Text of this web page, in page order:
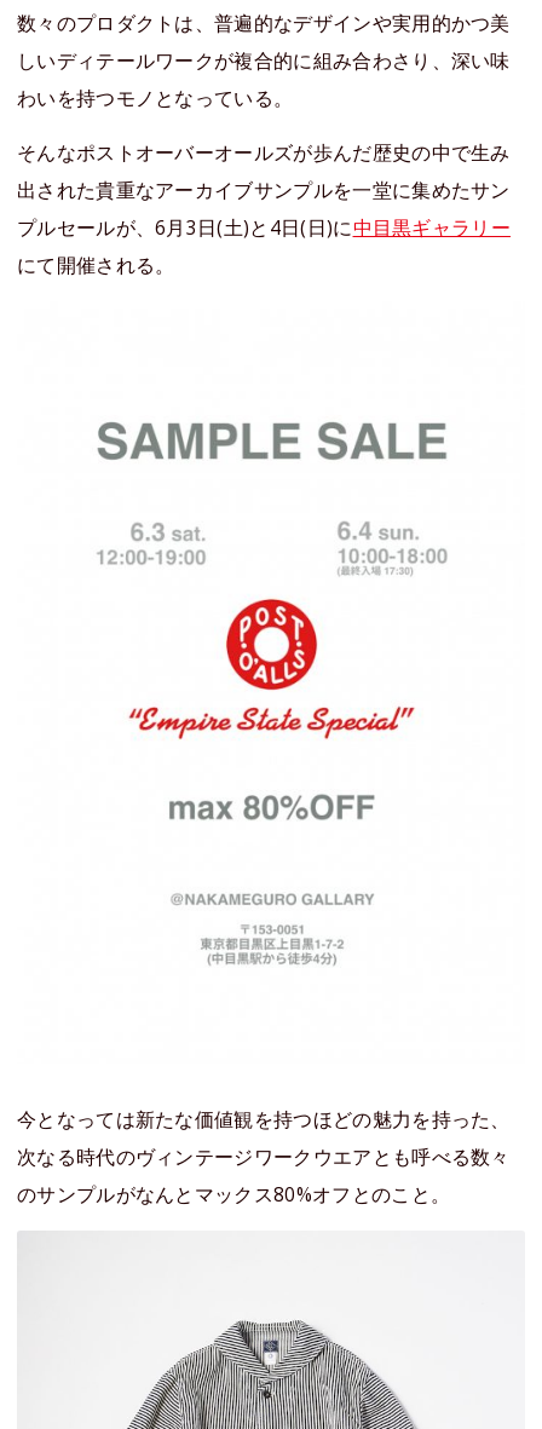
数々のプロダクトは、普遍的なデザインや実用的かつ美
しいディテールワークが複合的に組み合わさり、深い味
わいを持つモノとなっている。
そんなポストオーバーオールズが歩んだ歴史の中で生み
出された貴重なアーカイブサンプルを一堂に集めたサン
プルセールが、6月3日(土)と4日(日)に中目黒ギャラリー
にて開催される。
今となっては新たな価値観を持つほどの魅力を持った、
次なる時代のヴィンテージワークウエアとも呼べる数々
のサンプルがなんとマックス80%オフとのこと。